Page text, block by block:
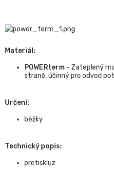
Materiál:
POWERterm - Zateplený
straně, účinný pro odvod
Určení:
běžky
Technický popis:
protiskluz